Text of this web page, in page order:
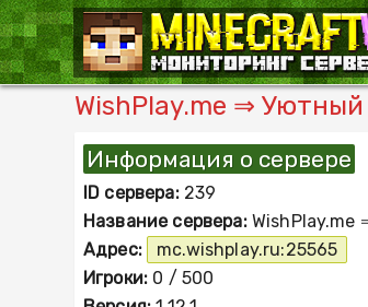
WishPlay.me ⇒ Уютный
Информация о сервере
ID сервера:239
Название сервера:WishPlay.me
Адрес:
mc.wishplay.ru:25565
Игроки: 0 / 500